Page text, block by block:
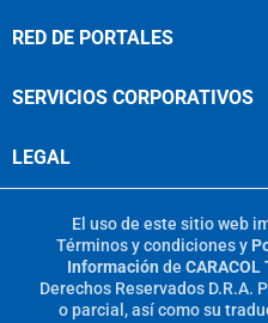
RED DE PORTALES
SERVICIOS CORPORATIVOS
LEGAL
El uso de este sitio web
Términos y condicionesy
Información de CARACOL
Derechos Reservados D.R.A.
o parcial, así como su